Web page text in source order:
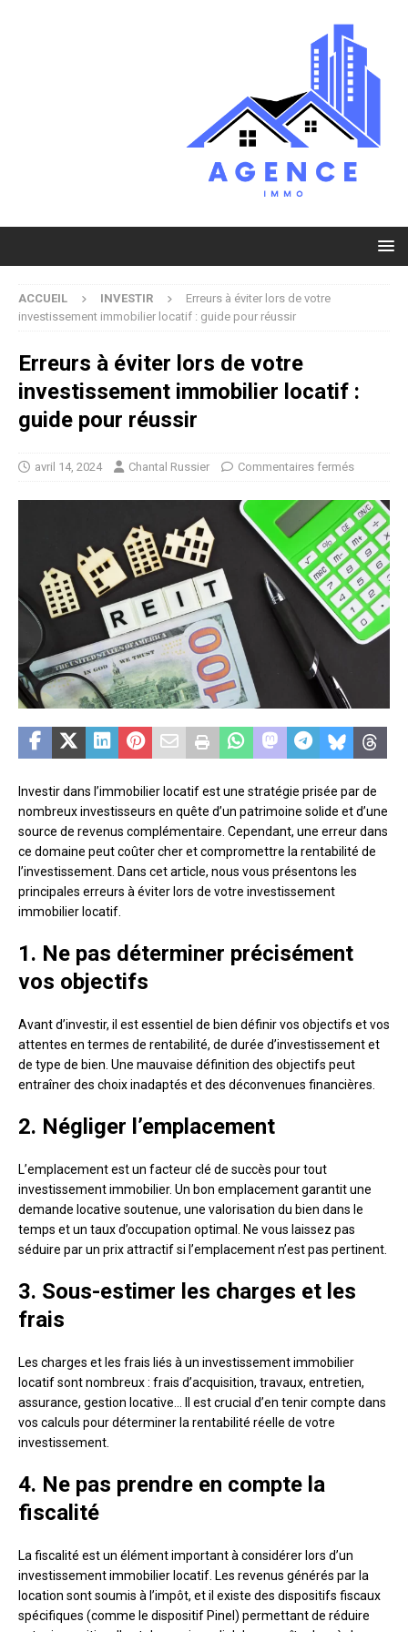
ACCUEIL INVESTIR
Erreurs à éviter lors de votre
investissement immobilier locatif : guide pour réussir
Erreurs à éviter lors de votre
investissement immobilier locatif :
guide pour réussir
avril 14, 2024 Chantal Russier Commentaires fermés
Investir dans l’immobilier locatif est une stratégie prisée par de
nombreux investisseurs en quête d’un patrimoine solide et d’une
source de revenus complémentaire. Cependant, une erreur dans
ce domaine peut coûter cher et compromettre la rentabilité de
l’investissement. Dans cet article, nous vous présentons les
principales erreurs à éviter lors de votre investissement
immobilier locatif.
1. Ne pas déterminer précisément
vos objectifs
Avant d’investir, il est essentiel de bien définir vos objectifs et vos
attentes en termes de rentabilité, de durée d’investissement et
de type de bien. Une mauvaise définition des objectifs peut
entraîner des choix inadaptés et des déconvenues financières.
2. Négliger l’emplacement
L’emplacement est un facteur clé de succès pour tout
investissement immobilier. Un bon emplacement garantit une
demande locative soutenue, une valorisation du bien dans le
temps et un taux d’occupation optimal. Ne vous laissez pas
séduire par un prix attractif si l’emplacement n’est pas pertinent.
3. Sous-estimer les charges et les
frais
Les charges et les frais liés à un investissement immobilier
locatif sont nombreux : frais d’acquisition, travaux, entretien,
assurance, gestion locative… Il est crucial d’en tenir compte dans
vos calculs pour déterminer la rentabilité réelle de votre
investissement.
4. Ne pas prendre en compte la
fiscalité
La fiscalité est un élément important à considérer lors d’un
investissement immobilier locatif. Les revenus générés par la
location sont soumis à l’impôt, et il existe des dispositifs fiscaux
spécifiques (comme le dispositif Pinel) permettant de réduire